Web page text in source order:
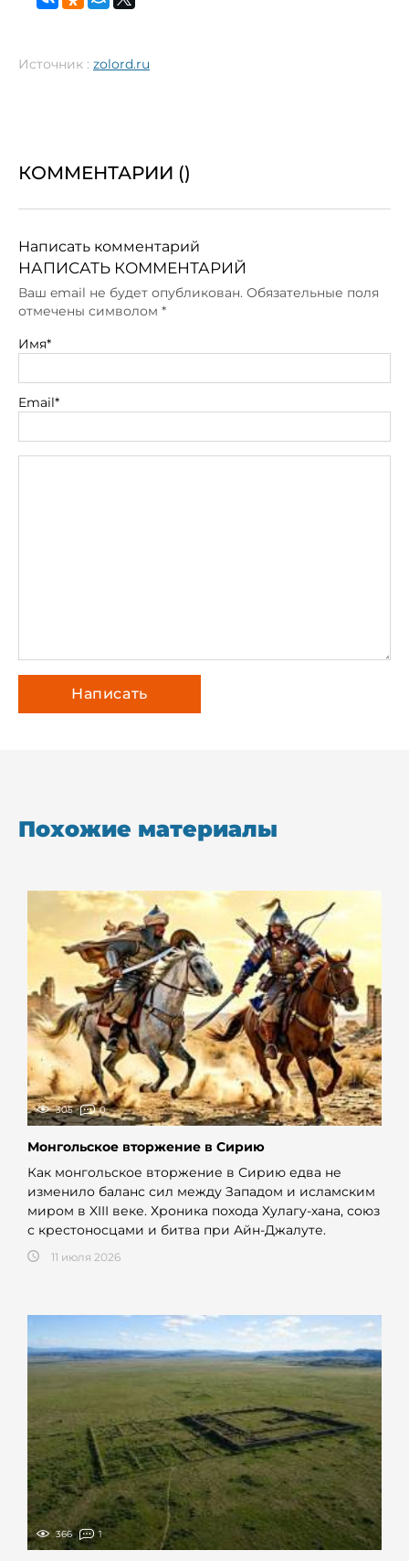
Источник : zolord.ru
КОММЕНТАРИИ ()
Написать комментарий
НАПИСАТЬ КОММЕНТАРИЙ
Ваш email не будет опубликован. Обязательные поля
отмечены символом *
Имя*
Email*
Похожие материалы
305 0
Монгольское вторжение в Сирию
Как монгольское вторжение в Сирию едва не
изменило баланс сил между Западом и исламским
миром в XIII веке. Хроника похода Хулагу-хана, союз
с крестоносцами и битва при Айн-Джалуте.
11 июля 2026
366 1